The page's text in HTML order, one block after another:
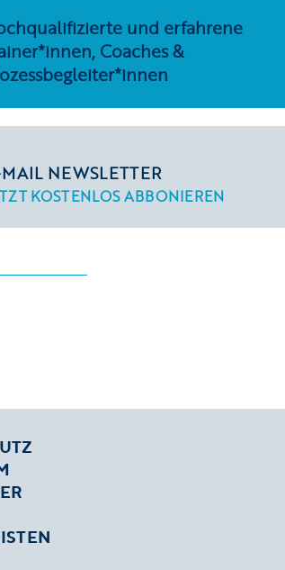
und erfahrene
Coaches &
NEWSLETTER
KOSTENLOS ABBONIEREN